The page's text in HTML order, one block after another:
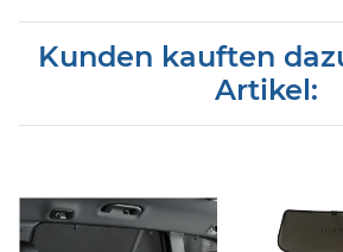
Kunden kauften
Artikel: